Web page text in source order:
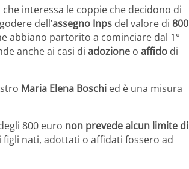
interessa le coppie che decidono di
dell’assegno Inps del valore di 800
abbiano partorito a cominciare dal 1°
anche ai casi di adozione o affido di
Maria Elena Boschi ed è una misura
800 euro non prevede alcun limite di
figli nati, adottati o affidati fossero ad